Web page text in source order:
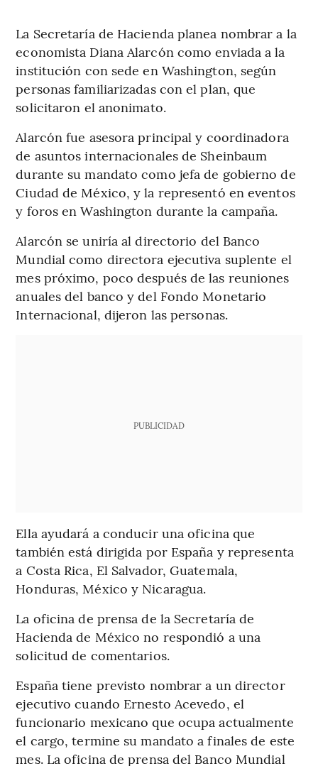
La Secretaría de Hacienda planea nombrar a la
economista Diana Alarcón como enviada a la
institución con sede en Washington, según
personas familiarizadas con el plan, que
solicitaron el anonimato.
Alarcón fue asesora principal y coordinadora
de asuntos internacionales de Sheinbaum
durante su mandato como jefa de gobierno de
Ciudad de México, y la representó en eventos
y foros en Washington durante la campaña.
Alarcón se uniría al directorio del Banco
Mundial como directora ejecutiva suplente el
mes próximo, poco después de las reuniones
anuales del banco y del Fondo Monetario
Internacional, dijeron las personas.
PUBLICIDAD
Ella ayudará a conducir una oficina que
también está dirigida por España y representa
a Costa Rica, El Salvador, Guatemala,
Honduras, México y Nicaragua.
La oficina de prensa de la Secretaría de
Hacienda de México no respondió a una
solicitud de comentarios.
España tiene previsto nombrar a un director
ejecutivo cuando Ernesto Acevedo, el
funcionario mexicano que ocupa actualmente
el cargo, termine su mandato a finales de este
mes. La oficina de prensa del Banco Mundial